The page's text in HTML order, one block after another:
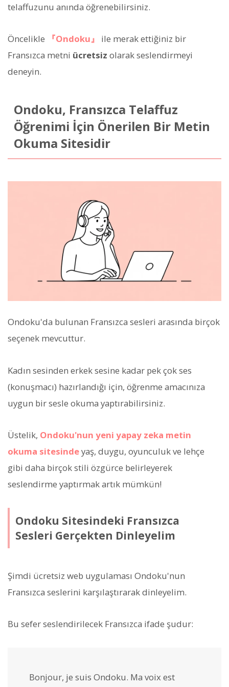
telaffuzunu anında öğrenebilirsiniz.
Öncelikle 『Ondoku』
ile merak ettiğiniz bir
Fransızca metni ücretsiz olarak seslendirmeyi
deneyin.
Ondoku, Fransızca Telaffuz
Öğrenimi İçin Önerilen Bir Metin
Okuma Sitesidir
Ondoku'da bulunan Fransızca sesleri arasında birçok
seçenek mevcuttur.
Kadın sesinden erkek sesine kadar pek çok ses
(konuşmacı) hazırlandığı için, öğrenme amacınıza
uygun bir sesle okuma yaptırabilirsiniz.
Üstelik, Ondoku'nun yeni yapay zeka metin
okuma sitesindeyaş, duygu, oyunculuk ve lehçe
gibi daha birçok stili özgürce belirleyerek
seslendirme yaptırmak artık mümkün!
Ondoku Sitesindeki Fransızca
Sesleri Gerçekten Dinleyelim
Şimdi ücretsiz web uygulaması Ondoku'nun
Fransızca seslerini karşılaştırarak dinleyelim.
Bu sefer seslendirilecek Fransızca ifade şudur:
Bonjour, je suis Ondoku. Ma voix est